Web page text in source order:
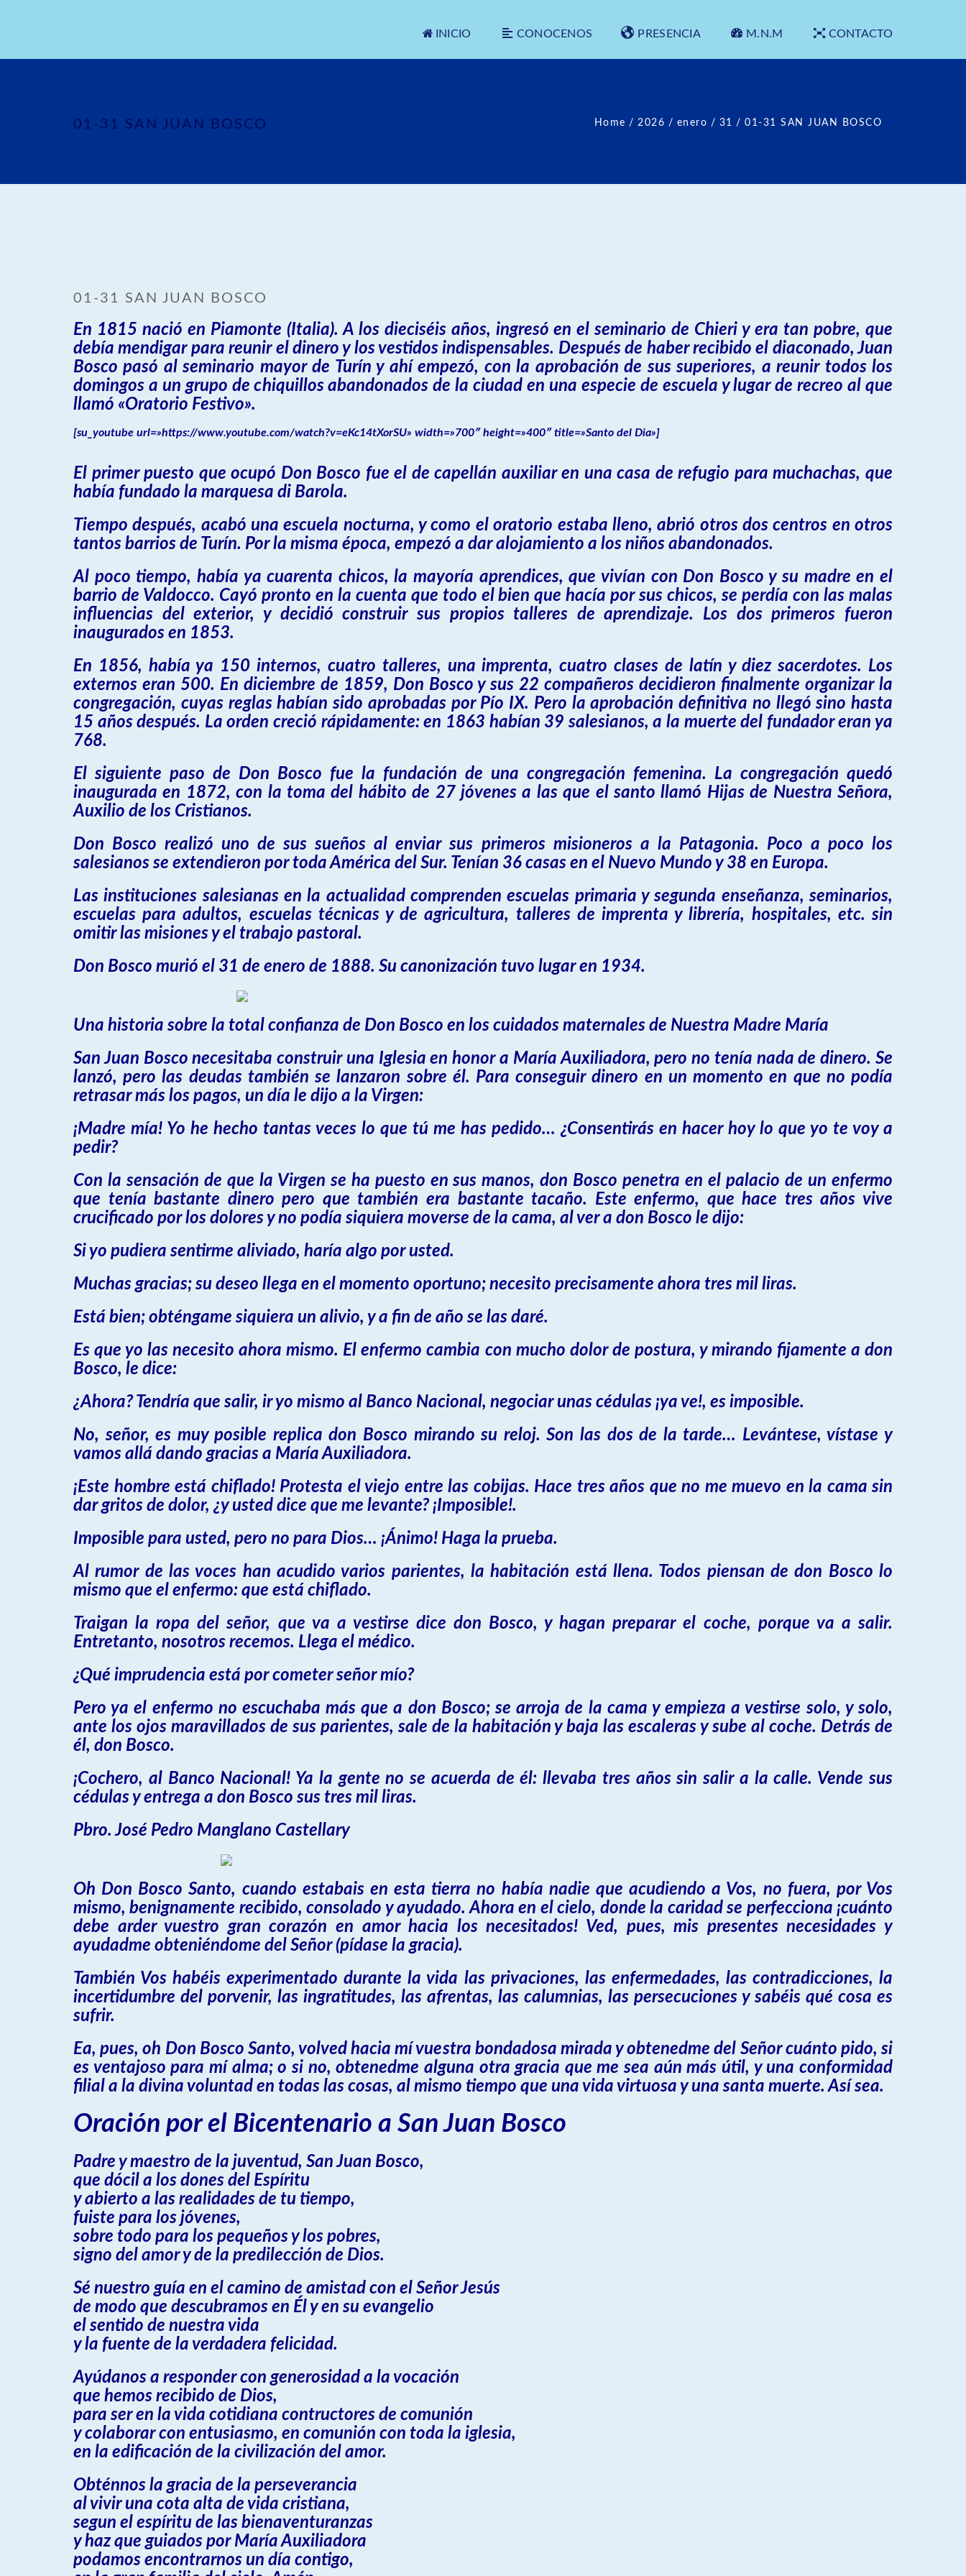
INICIO CONOCENOS PRESENCIA M.N.M CONTACTO
01-31 SAN JUAN BOSCO Home / 2026 / enero / 31 / 01-31 SAN JUAN BOSCO
01-31 SAN JUAN BOSCO
En 1815 nació en Piamonte (Italia). A los dieciséis años, ingresó en el seminario de Chieri y era tan pobre, que
debía mendigar para reunir el dinero y los vestidos indispensables. Después de haber recibido el diaconado, Juan
Bosco pasó al seminario mayor de Turín y ahí empezó, con la aprobación de sus superiores, a reunir todos los
domingos a un grupo de chiquillos abandonados de la ciudad en una especie de escuela y lugar de recreo al que
llamó «Oratorio Festivo».
[su_youtube url=»https://www.youtube.com/watch?v=eKc14tXorSU» width=»700″ height=»400″ title=»Santo del Dia»]
El primer puesto que ocupó Don Bosco fue el de capellán auxiliar en una casa de refugio para muchachas, que
había fundado la marquesa di Barola.
Tiempo después, acabó una escuela nocturna, y como el oratorio estaba lleno, abrió otros dos centros en otros
tantos barrios de Turín. Por la misma época, empezó a dar alojamiento a los niños abandonados.
Al poco tiempo, había ya cuarenta chicos, la mayoría aprendices, que vivían con Don Bosco y su madre en el
barrio de Valdocco. Cayó pronto en la cuenta que todo el bien que hacía por sus chicos, se perdía con las malas
influencias del exterior, y decidió construir sus propios talleres de aprendizaje. Los dos primeros fueron
inaugurados en 1853.
En 1856, había ya 150 internos, cuatro talleres, una imprenta, cuatro clases de latín y diez sacerdotes. Los
externos eran 500. En diciembre de 1859, Don Bosco y sus 22 compañeros decidieron finalmente organizar la
congregación, cuyas reglas habían sido aprobadas por Pío IX. Pero la aprobación definitiva no llegó sino hasta
15 años después. La orden creció rápidamente: en 1863 habían 39 salesianos, a la muerte del fundador eran ya
768.
El siguiente paso de Don Bosco fue la fundación de una congregación femenina. La congregación quedó
inaugurada en 1872, con la toma del hábito de 27 jóvenes a las que el santo llamó Hijas de Nuestra Señora,
Auxilio de los Cristianos.
Don Bosco realizó uno de sus sueños al enviar sus primeros misioneros a la Patagonia. Poco a poco los
salesianos se extendieron por toda América del Sur. Tenían 36 casas en el Nuevo Mundo y 38 en Europa.
Las instituciones salesianas en la actualidad comprenden escuelas primaria y segunda enseñanza, seminarios,
escuelas para adultos, escuelas técnicas y de agricultura, talleres de imprenta y librería, hospitales, etc. sin
omitir las misiones y el trabajo pastoral.
Don Bosco murió el 31 de enero de 1888. Su canonización tuvo lugar en 1934.
Una historia sobre la total confianza de Don Bosco en los cuidados maternales de Nuestra Madre María
San Juan Bosco necesitaba construir una Iglesia en honor a María Auxiliadora, pero no tenía nada de dinero. Se
lanzó, pero las deudas también se lanzaron sobre él. Para conseguir dinero en un momento en que no podía
retrasar más los pagos, un día le dijo a la Virgen:
¡Madre mía! Yo he hecho tantas veces lo que tú me has pedido… ¿Consentirás en hacer hoy lo que yo te voy a
pedir?
Con la sensación de que la Virgen se ha puesto en sus manos, don Bosco penetra en el palacio de un enfermo
que tenía bastante dinero pero que también era bastante tacaño. Este enfermo, que hace tres años vive
crucificado por los dolores y no podía siquiera moverse de la cama, al ver a don Bosco le dijo:
Si yo pudiera sentirme aliviado, haría algo por usted.
Muchas gracias; su deseo llega en el momento oportuno; necesito precisamente ahora tres mil liras.
Está bien; obténgame siquiera un alivio, y a fin de año se las daré.
Es que yo las necesito ahora mismo. El enfermo cambia con mucho dolor de postura, y mirando fijamente a don
Bosco, le dice:
¿Ahora? Tendría que salir, ir yo mismo al Banco Nacional, negociar unas cédulas ¡ya ve!, es imposible.
No, señor, es muy posible replica don Bosco mirando su reloj. Son las dos de la tarde… Levántese, vístase y
vamos allá dando gracias a María Auxiliadora.
¡Este hombre está chiflado! Protesta el viejo entre las cobijas. Hace tres años que no me muevo en la cama sin
dar gritos de dolor, ¿y usted dice que me levante? ¡Imposible!.
Imposible para usted, pero no para Dios… ¡Ánimo! Haga la prueba.
Al rumor de las voces han acudido varios parientes, la habitación está llena. Todos piensan de don Bosco lo
mismo que el enfermo: que está chiflado.
Traigan la ropa del señor, que va a vestirse dice don Bosco, y hagan preparar el coche, porque va a salir.
Entretanto, nosotros recemos. Llega el médico.
¿Qué imprudencia está por cometer señor mío?
Pero ya el enfermo no escuchaba más que a don Bosco; se arroja de la cama y empieza a vestirse solo, y solo,
ante los ojos maravillados de sus parientes, sale de la habitación y baja las escaleras y sube al coche. Detrás de
él, don Bosco.
¡Cochero, al Banco Nacional! Ya la gente no se acuerda de él: llevaba tres años sin salir a la calle. Vende sus
cédulas y entrega a don Bosco sus tres mil liras.
Pbro. José Pedro Manglano Castellary
Oh Don Bosco Santo, cuando estabais en esta tierra no había nadie que acudiendo a Vos, no fuera, por Vos
mismo, benignamente recibido, consolado y ayudado. Ahora en el cielo, donde la caridad se perfecciona ¡cuánto
debe arder vuestro gran corazón en amor hacia los necesitados! Ved, pues, mis presentes necesidades y
ayudadme obteniéndome del Señor (pídase la gracia).
También Vos habéis experimentado durante la vida las privaciones, las enfermedades, las contradicciones, la
incertidumbre del porvenir, las ingratitudes, las afrentas, las calumnias, las persecuciones y sabéis qué cosa es
sufrir.
Ea, pues, oh Don Bosco Santo, volved hacia mí vuestra bondadosa mirada y obtenedme del Señor cuánto pido, si
es ventajoso para mí alma; o si no, obtenedme alguna otra gracia que me sea aún más útil, y una conformidad
filial a la divina voluntad en todas las cosas, al mismo tiempo que una vida virtuosa y una santa muerte. Así sea.
Oración por el Bicentenario a San Juan Bosco
Padre y maestro de la juventud, San Juan Bosco,
que dócil a los dones del Espíritu
y abierto a las realidades de tu tiempo,
fuiste para los jóvenes,
sobre todo para los pequeños y los pobres,
signo del amor y de la predilección de Dios.
Sé nuestro guía en el camino de amistad con el Señor Jesús
de modo que descubramos en Él y en su evangelio
el sentido de nuestra vida
y la fuente de la verdadera felicidad.
Ayúdanos a responder con generosidad a la vocación
que hemos recibido de Dios,
para ser en la vida cotidiana contructores de comunión
y colaborar con entusiasmo, en comunión con toda la iglesia,
en la edificación de la civilización del amor.
Obténnos la gracia de la perseverancia
al vivir una cota alta de vida cristiana,
segun el espíritu de las bienaventuranzas
y haz que guiados por María Auxiliadora
podamos encontrarnos un día contigo,